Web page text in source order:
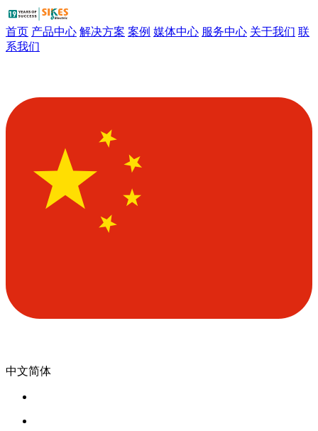
首页 产品中心 解决方案 案例 媒体中心 服务中心 关于我们 联
系我们
中文简体